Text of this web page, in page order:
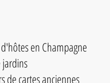
en Champagne
de cartes anciennes